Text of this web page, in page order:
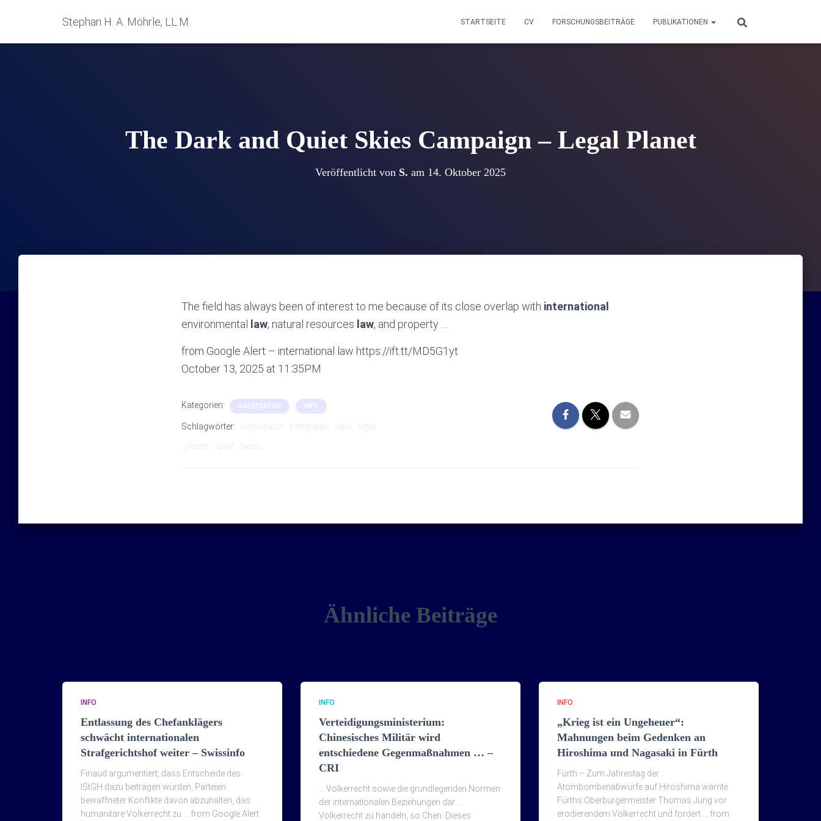
Stephan H. A. Möhrle, LL.M. STARTSEITE CV FORSCHUNGSBEITRÄGE PUBLIKATIONEN
The Dark and Quiet Skies Campaign – Legal Planet
Veröffentlicht von S. am 14. Oktober 2025
The field has always been of interest to me because of its close overlap with international
environmental
law, natural resources law, and property …
from Google Alert – international law https://ift.tt/MD5G1yt
October 13, 2025 at 11:35PM
Kategorien: AGGREGATOR INFO
Schlagwörter: Aggregator campaign dark
legal
planet,
quiet
Ähnliche Beiträge
INFO
Entlassung des Chefanklägers
schwächt internationalen
Strafgerichtshof weiter – Swissinfo
Finaud argumentiert, dass Entscheide des
IStGH dazu beitragen würden, Parteien
bewaffneter Konflikte davon abzuhalten, das
humanitäre Völkerrecht zu … from Google Alert
INFO
Verteidigungsministerium:
Chinesisches Militär wird
entschiedene Gegenmaßnahmen … –
CRI
… Völkerrecht sowie die grundlegenden Normen
der internationalen Beziehungen dar. …
Völkerrecht zu handeln, so Chen. Dieses
INFO
„Krieg ist ein Ungeheuer“:
Mahnungen beim Gedenken an
Hiroshima und Nagasaki in Fürth
Fürth – Zum Jahrestag der
Atombombenabwürfe auf Hiroshima warnte
Fürths Oberbürgermeister Thomas Jung vor
erodierendem Völkerrecht und fordert … from